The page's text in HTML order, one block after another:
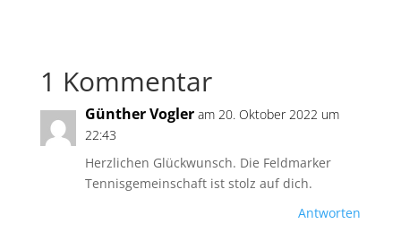
1 Kommentar
Günther Vogler am 20. Oktober 2022 um
22:43
Herzlichen Glückwunsch. Die Feldmarker
Tennisgemeinschaft ist stolz auf dich.
Antworten